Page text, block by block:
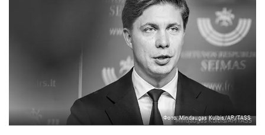
Фото: Mindaugas Kulbis/AP/TASS